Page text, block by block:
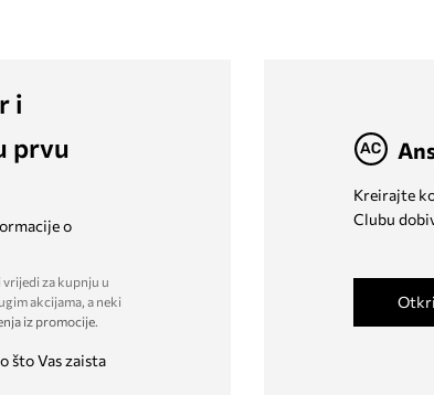
i
prvu
o
za kupnju u
akcijama, a neki
iz promocije
što Vas zaista
Kreirajte
Clubu